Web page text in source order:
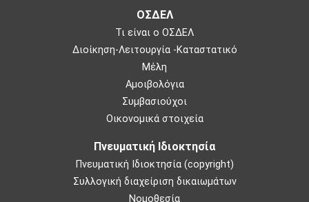
ΟΣΔΕΛ
Τι είναι ο ΟΣΔΕΛ
Διοίκηση-Λειτουργία -Καταστατικό
Μέλη
Αμοιβολόγια
Συμβασιούχοι
Οικονομικά στοιχεία
Πνευματική Ιδιοκτησία
Πνευματική Ιδιοκτησία (copyright)
Συλλογική διαχείριση δικαιωμάτων
Νομοθεσία